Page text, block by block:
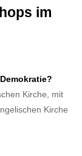
im
Kirche, mit
Kirche